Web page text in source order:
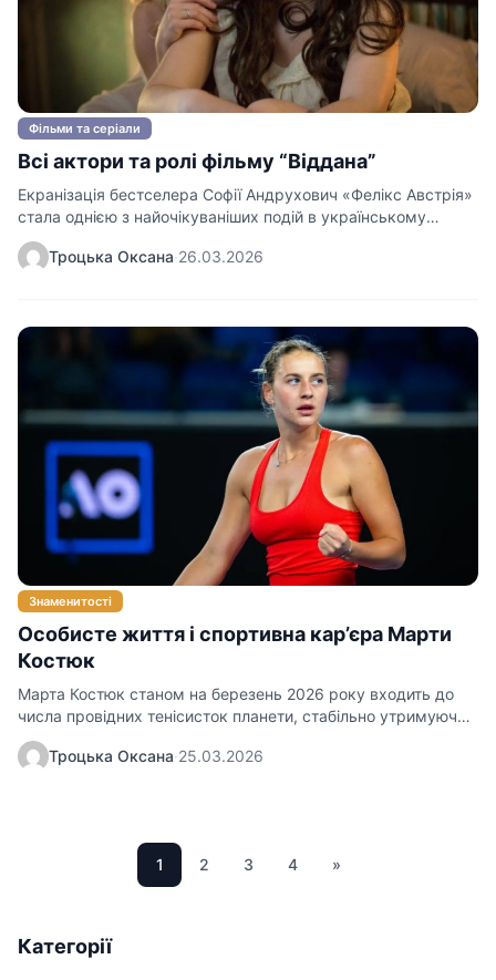
Фільми та серіали
Всі актори та ролі фільму “Віддана”
Екранізація бестселера Софії Андрухович «Фелікс Австрія»
стала однією з найочікуваніших подій в українському
кінематографі, поєднавши жанри історичної драми…
Троцька Оксана·26.03.2026
Знаменитості
Особисте життя і спортивна кар’єра Марти
Костюк
Марта Костюк станом на березень 2026 року входить до
числа провідних тенісисток планети, стабільно утримуючи
позиції у першій…
Троцька Оксана·25.03.2026
1 2 3 4 »
Категорії